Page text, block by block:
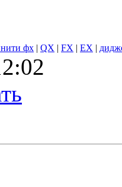
фх | QX | FX | EX |